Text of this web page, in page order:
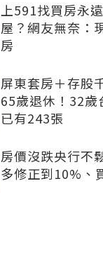
上591找買房永
屋？網友無奈：
房
屏東套房＋存股
65歲退休！32歲
已有243張
房價沒跌央行不
多修正到10%、